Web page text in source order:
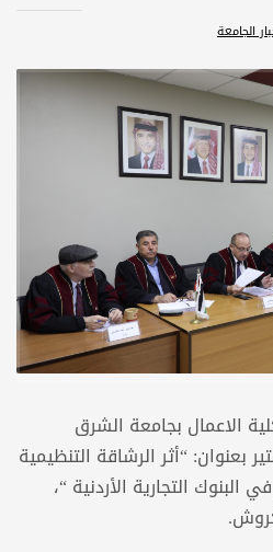
الجامعة
الاعمال بجامعة الشرق
بعنوان: “أثر الرشاقة التنظيمية
البنوك التجارية الأردنية “،